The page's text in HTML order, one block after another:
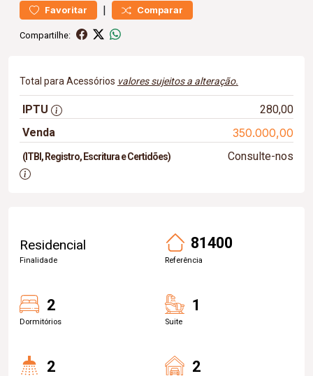
Favoritar | Comparar
Compartilhe:
Total para Acessórios valores sujeitos a alteração.
IPTU
280,00
Venda
350.000,00
(ITBI, Registro, Escritura e Certidões) Consulte-nos
Residencial
Finalidade
81400
Referência
2
Dormitórios
1
Suite
2 2